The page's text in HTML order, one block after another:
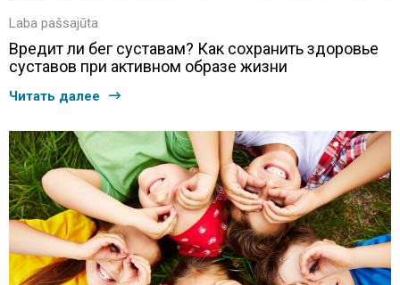
Laba pašsajūta
Вредит ли бег суставам? Как сохранить здоровье
суставов при активном образе жизни
Читать далее